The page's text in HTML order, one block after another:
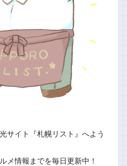
サイト『札幌リスト』へよう
メ情報までを毎日更新中！